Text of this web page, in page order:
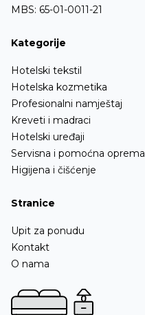
MBS: 65-01-0011-21
Kategorije
Hotelski tekstil
Hotelska kozmetika
Profesionalni namještaj
Kreveti i madraci
Hotelski uređaji
Servisna i pomoćna oprema
Higijena i čišćenje
Stranice
Upit za ponudu
Kontakt
O nama